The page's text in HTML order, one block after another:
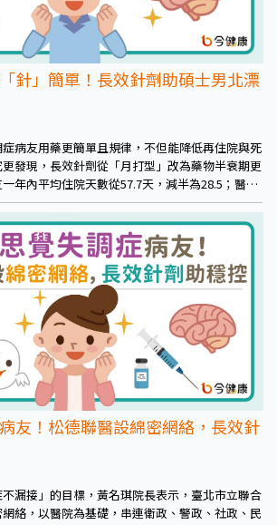
針」簡單！長效針劑助碩士男北漂
病友用藥更簡單且規律，不但能降低再住院與死
發現，長效針劑從「月打型」改為藥物半衰期更
年內平均住院天數從57.7天，減半為28.5；醫療
萬，降幅逼近5成。
友！松德聯醫設綿密網絡，長效針
漏接」的目標，黃名琪院長表示，臺北市立聯合
絡，以醫院為基礎，串連衛政、警政、社政、民